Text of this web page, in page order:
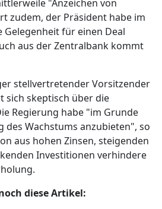
"Anzeichen von
zudem, der Präsident habe im
Gelegenheit für einen Deal
aus der Zentralbank kommt
stellvertretender Vorsitzender
sich skeptisch über die
Regierung habe "im Grunde
des Wachstums anzubieten", so
aus hohen Zinsen, steigenden
Investitionen verhindere
diese Artikel: